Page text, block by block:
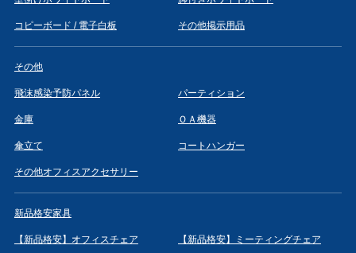
コピーボード / 電子白板 その他掲示用品
その他
飛沫感染予防パネル パーティション
金庫 ＯＡ機器
傘立て コートハンガー
その他オフィスアクセサリー
新品格安家具
【新品格安】オフィスチェア 【新品格安】ミーティングチェア